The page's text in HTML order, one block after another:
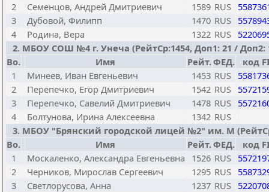
2
Семенцов, Андрей Дмитриевич 1589 RUS
3
Дубовой, Филипп 1470 RUS
4
Родина, Вера 1322 RUS
2. МБОУ СОШ №4 г. Унеча (РейтСр:1454, Доп1: 21 / Доп2:
Bo.
Имя Рейт.ФЕД.
код
1
Минеев, Иван Евгеньевич 1453 RUS
2
Перепечко, Егор Дмитриевич 1542 RUS
3
Перепечко, Савелий Дмитриевич 1478 RUS
4
Болтунова, Ирина Алексеевна 1342 RUS
3. МБОУ "Брянский городской лицей №2" им. М
Bo.
Имя Рейт.ФЕД.
код
1
Москаленко, Александра Евгеньевна 1526 RUS
2
Черников, Мирослав Сергеевич 1295 RUS
3
Светлорусова, Анна 1237 RUS